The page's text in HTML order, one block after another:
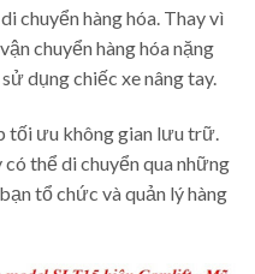
chuyển hàng hóa. Thay vì
chuyển hàng hóa nặng
dụng chiếc xe nâng tay.
tối ưu không gian lưu trữ.
thể di chuyển qua những
tổ chức và quản lý hàng